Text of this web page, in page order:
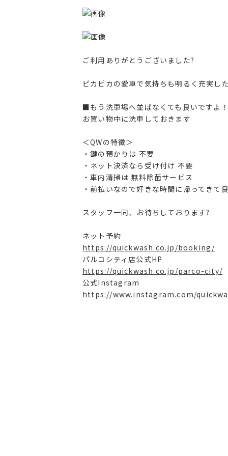
ご利用ありがとうございました?
ピカピカの愛車で気持ちも明るく充実し
■もう洗車場へ並ばなくても良いですよ！
お買い物中に洗車しておきます
＜QWの特徴＞
・鍵の預かりは 不要
・ネット決済なら受け付け 不要
・車内清掃は 無料除菌サービス
・前払いなので好きな時間に帰ってきて
スタッフ一同、お待ちしております?
ネット予約
https://quickwash.co.jp/booking/
パルコシティ店公式HP
https://quickwash.co.jp/parco-city/
公式Instagram
https://www.instagram.com/